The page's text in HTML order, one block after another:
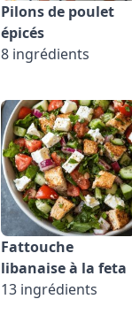
Pilons de poulet
épicés
8 ingrédients
Fattouche
libanaise à la feta
13 ingrédients